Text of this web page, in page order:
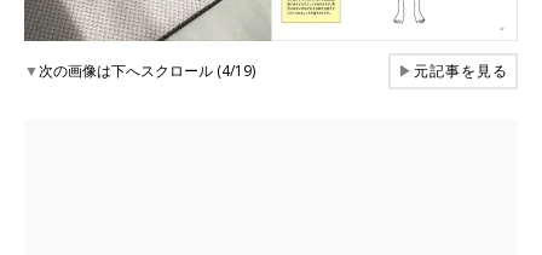
▼次の画像は下へスクロール (4/19) ▶元記事を見る